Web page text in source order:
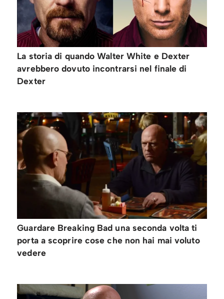
La storia di quando Walter White e Dexter
avrebbero dovuto incontrarsi nel finale di
Dexter
Guardare Breaking Bad una seconda volta ti
porta a scoprire cose che non hai mai voluto
vedere